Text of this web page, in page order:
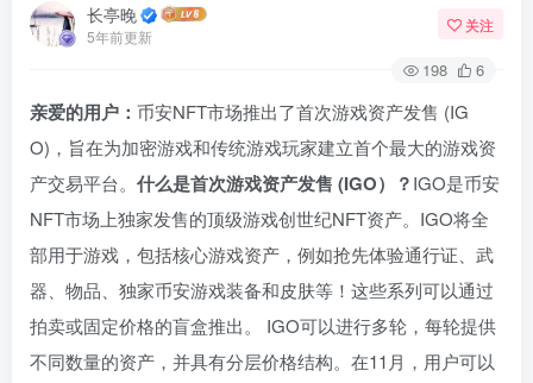
长亭晚
5年前更新
关注
198 6
亲爱的用户： 币安NFT市场推出了首次游戏资产发售 (IG
O)，旨在为加密游戏和传统游戏玩家建立首个最大的游戏资
产交易平台。 什么是首次游戏资产发售 (IGO）？IGO是币安
NFT市场上独家发售的顶级游戏创世纪NFT资产。IGO将全
部用于游戏，包括核心游戏资产，例如抢先体验通行证、武
器、物品、独家币安游戏装备和皮肤等！这些系列可以通过
拍卖或固定价格的盲盒推出。 IGO可以进行多轮，每轮提供
不同数量的资产，并具有分层价格结构。在11月，用户可以